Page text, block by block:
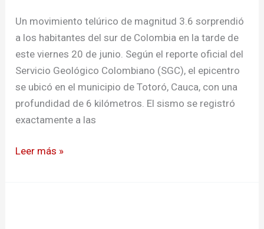
Un movimiento telúrico de magnitud 3.6 sorprendió
a los habitantes del sur de Colombia en la tarde de
este viernes 20 de junio. Según el reporte oficial del
Servicio Geológico Colombiano (SGC), el epicentro
se ubicó en el municipio de Totoró, Cauca, con una
profundidad de 6 kilómetros. El sismo se registró
exactamente a las
sismo
de
3.6
se
sintió
en
Cauca
Leer más »